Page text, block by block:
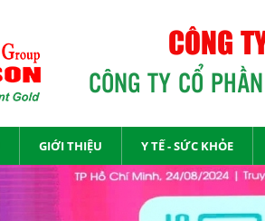
CÔNG
CÔNG TY CỔ
GIỚI THIỆU Y TẾ - SỨC KHỎE